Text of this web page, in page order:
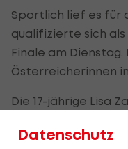
Sportlich lief es für
qualifizierte sich
Finale am
Österreicherinnen
Die 17-jährige Lisa
Steinegger
Datenschutz